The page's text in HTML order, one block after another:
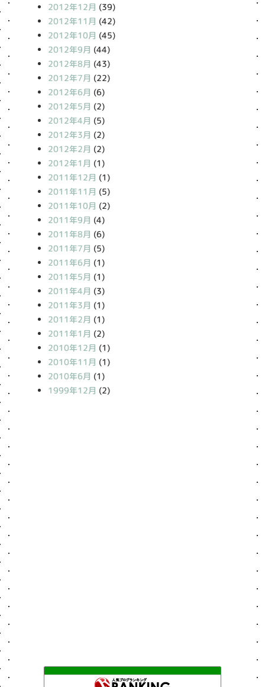
2012年12月 (39)
2012年11月 (42)
2012年10月 (45)
2012年9月 (44)
2012年8月 (43)
2012年7月 (22)
2012年6月 (6)
2012年5月 (2)
2012年4月 (5)
2012年3月 (2)
2012年2月 (2)
2012年1月 (1)
2011年12月 (1)
2011年11月 (5)
2011年10月 (2)
2011年9月 (4)
2011年8月 (6)
2011年7月 (5)
2011年6月 (1)
2011年5月 (1)
2011年4月 (3)
2011年3月 (1)
2011年2月 (1)
2011年1月 (2)
2010年12月 (1)
2010年11月 (1)
2010年6月 (1)
1999年12月 (2)